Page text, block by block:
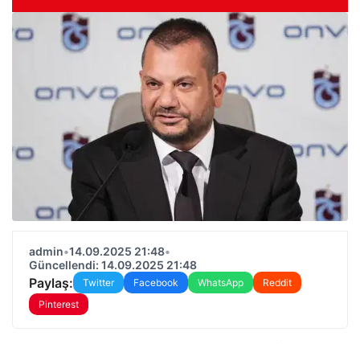
admin•14.09.2025 21:48•
Güncellendi: 14.09.2025 21:48
Paylaş: Twitter Facebook WhatsApp
Reddit
Pinterest